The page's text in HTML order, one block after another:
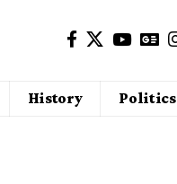
History Politics